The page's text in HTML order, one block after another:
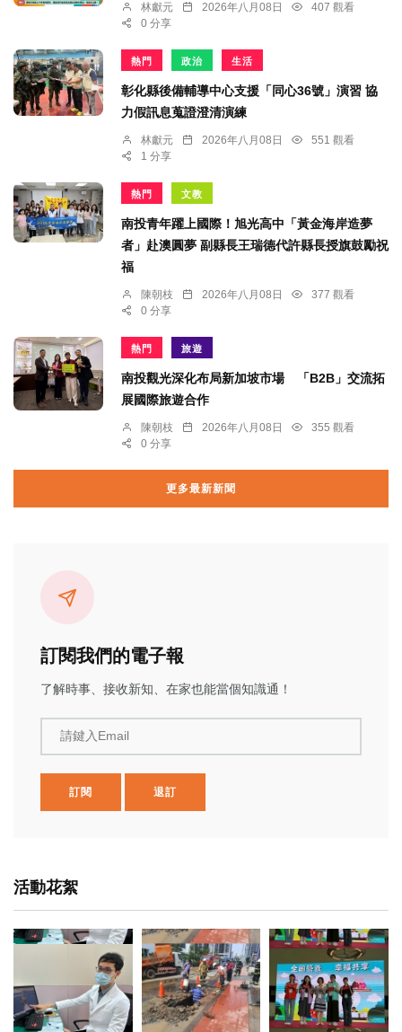
林獻元 2026年八月08日
407 觀看
0 分享
熱門 政治 生活
彰化縣後備輔導中心支援「同心36號」演習 協
力假訊息蒐證澄清演練
林獻元 2026年八月08日
551 觀看
1 分享
熱門 文教
南投青年躍上國際！旭光高中「黃金海岸造夢
者」赴澳圓夢 副縣長王瑞德代許縣長授旗鼓勵祝
福
陳朝枝 2026年八月08日
377 觀看
0 分享
熱門 旅遊
南投觀光深化布局新加坡市場 「B2B」交流拓
展國際旅遊合作
陳朝枝 2026年八月08日
355 觀看
0 分享
更多最新新聞
訂閱我們的電子報
了解時事、接收新知、在家也能當個知識通！
請鍵入Email
訂閱 退訂
活動花絮